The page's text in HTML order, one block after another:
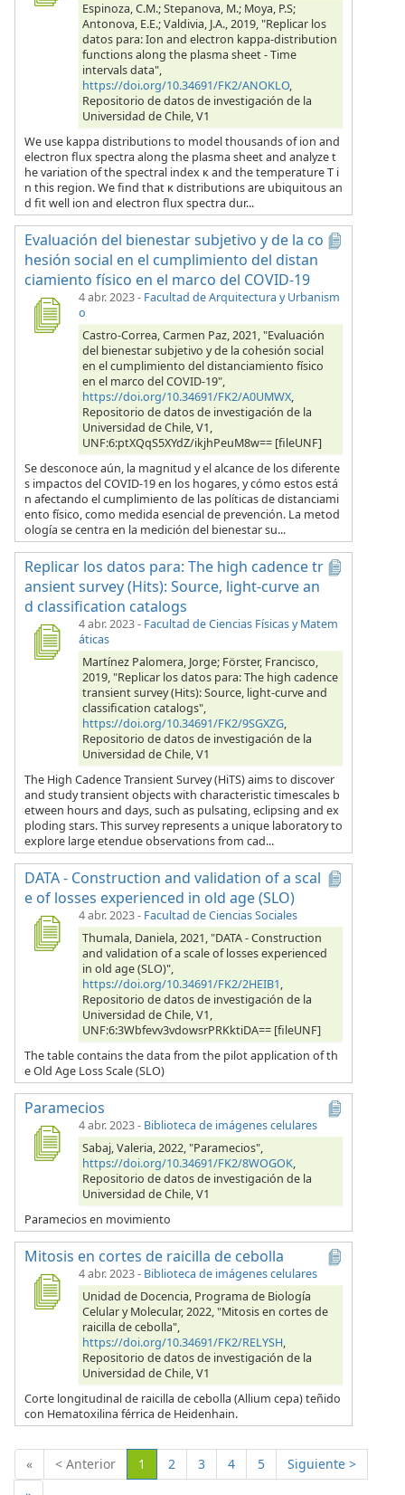
Espinoza, C.M.; Stepanova, M.; Moya, P.S;
Antonova, E.E.; Valdivia, J.A., 2019, "Replicar los
datos para: Ion and electron kappa-distribution
functions along the plasma sheet - Time
intervals data",
https://doi.org/10.34691/FK2/ANOKLO,
Repositorio de datos de investigación de la
Universidad de Chile, V1
We use kappa distributions to model thousands of ion and
electron flux spectra along the plasma sheet and analyze t
he variation of the spectral index κ and the temperature T i
n this region. We find that κ distributions are ubiquitous an
d fit well ion and electron flux spectra dur...
Evaluación del bienestar subjetivo y de la co
hesión social en el cumplimiento del distan
ciamiento físico en el marco del COVID-19
4 abr. 2023- Facultad de Arquitectura y Urbanism
o
Castro-Correa, Carmen Paz, 2021, "Evaluación
del bienestar subjetivo y de la cohesión social
en el cumplimiento del distanciamiento físico
en el marco del COVID-19",
https://doi.org/10.34691/FK2/A0UMWX,
Repositorio de datos de investigación de la
Universidad de Chile, V1,
UNF:6:ptXQqS5XYdZ/ikjhPeuM8w== [fileUNF]
Se desconoce aún, la magnitud y el alcance de los diferente
s impactos del COVID-19 en los hogares, y cómo estos está
n afectando el cumplimiento de las políticas de distanciami
ento físico, como medida esencial de prevención. La metod
ología se centra en la medición del bienestar su...
Replicar los datos para: The high cadence tr
ansient survey (Hits): Source, light-curve an
d classification catalogs
4 abr. 2023- Facultad de Ciencias Físicas y Matem
áticas
Martínez Palomera, Jorge; Förster, Francisco,
2019, "Replicar los datos para: The high cadence
transient survey (Hits): Source, light-curve and
classification catalogs",
https://doi.org/10.34691/FK2/9SGXZG,
Repositorio de datos de investigación de la
Universidad de Chile, V1
The High Cadence Transient Survey (HiTS) aims to discover
and study transient objects with characteristic timescales b
etween hours and days, such as pulsating, eclipsing and ex
ploding stars. This survey represents a unique laboratory to
explore large etendue observations from cad...
DATA - Construction and validation of a scal
e of losses experienced in old age (SLO)
4 abr. 2023- Facultad de Ciencias Sociales
Thumala, Daniela, 2021, "DATA - Construction
and validation of a scale of losses experienced
in old age (SLO)",
https://doi.org/10.34691/FK2/2HEIB1,
Repositorio de datos de investigación de la
Universidad de Chile, V1,
UNF:6:3Wbfevv3vdowsrPRKktiDA== [fileUNF]
The table contains the data from the pilot application of th
e Old Age Loss Scale (SLO)
Paramecios
4 abr. 2023- Biblioteca de imágenes celulares
Sabaj, Valeria, 2022, "Paramecios",
https://doi.org/10.34691/FK2/8WOGOK,
Repositorio de datos de investigación de la
Universidad de Chile, V1
Paramecios en movimiento
Mitosis en cortes de raicilla de cebolla
4 abr. 2023- Biblioteca de imágenes celulares
Unidad de Docencia, Programa de Biología
Celular y Molecular, 2022, "Mitosis en cortes de
raicilla de cebolla",
https://doi.org/10.34691/FK2/RELYSH,
Repositorio de datos de investigación de la
Universidad de Chile, V1
Corte longitudinal de raicilla de cebolla (Allium cepa) teñido
con Hematoxilina férrica de Heidenhain.
« < Anterior 1 (Actual)
2 3 4 5
Siguiente >